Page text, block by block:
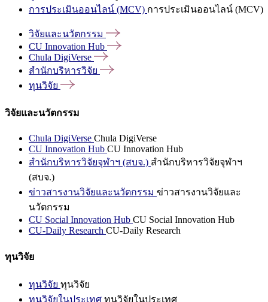
การประเมินออนไลน์ (MCV) การประเมินออนไลน์ (MCV)
วิจัยและนวัตกรรม
CU Innovation Hub
Chula DigiVerse
สำนักบริหารวิจัย
ทุนวิจัย
วิจัยและนวัตกรรม
Chula DigiVerse Chula DigiVerse
CU Innovation Hub CU Innovation Hub
สำนักบริหารวิจัยจุฬาฯ (สบจ.) สำนักบริหารวิจัยจุฬาฯ
(สบจ.)
ข่าวสารงานวิจัยและนวัตกรรม ข่าวสารงานวิจัยและ
นวัตกรรม
CU Social Innovation Hub CU Social Innovation Hub
CU-Daily Research CU-Daily Research
ทุนวิจัย
ทุนวิจัย ทุนวิจัย
ทุนวิจัยในประเทศ ทุนวิจัยในประเทศ